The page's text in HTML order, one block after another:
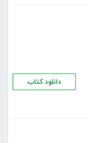
دانلود کتاب